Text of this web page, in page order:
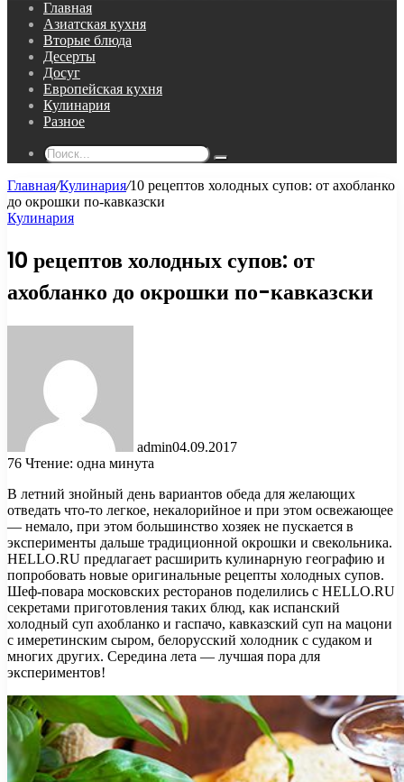
Главная
Азиатская кухня
Вторые блюда
Десерты
Досуг
Европейская кухня
Кулинария
Разное
Поиск...
Главная/Кулинария/10 рецептов холодных супов: от ахобланко
до окрошки по-кавказски
Кулинария
10 рецептов холодных супов: от
ахобланко до окрошки по-кавказски
admin04.09.2017
76 Чтение: одна минута
В летний знойный день вариантов обеда для желающих
отведать что-то легкое, некалорийное и при этом освежающее
— немало, при этом большинство хозяек не пускается в
эксперименты дальше традиционной окрошки и свекольника.
HELLO.RU предлагает расширить кулинарную географию и
попробовать новые оригинальные рецепты холодных супов.
Шеф-повара московских ресторанов поделились с HELLO.RU
секретами приготовления таких блюд, как испанский
холодный суп ахобланко и гаспачо, кавказский суп на мацони
с имеретинским сыром, белорусский холодник с судаком и
многих других. Середина лета — лучшая пора для
экспериментов!